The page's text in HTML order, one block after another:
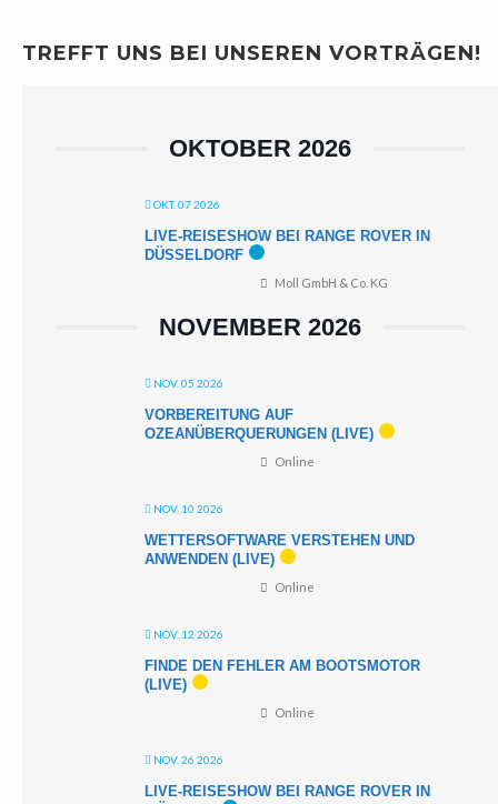
TREFFT UNS BEI UNSEREN VORTRÄGEN!
OKTOBER 2026
OKT. 07 2026
LIVE-REISESHOW BEI RANGE ROVER IN
DÜSSELDORF
Moll GmbH & Co. KG
NOVEMBER 2026
NOV. 05 2026
VORBEREITUNG AUF
OZEANÜBERQUERUNGEN (LIVE)
Online
NOV. 10 2026
WETTERSOFTWARE VERSTEHEN UND
ANWENDEN (LIVE)
Online
NOV. 12 2026
FINDE DEN FEHLER AM BOOTSMOTOR
(LIVE)
Online
NOV. 26 2026
LIVE-REISESHOW BEI RANGE ROVER IN